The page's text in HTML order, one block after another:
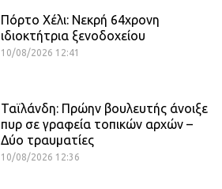
Πόρτο Χέλι: Νεκρή 64χρονη
ιδιοκτήτρια ξενοδοχείου
10/08/2026 12:41
Ταϊλάνδη: Πρώην βουλευτής άνοιξε
πυρ σε γραφεία τοπικών αρχών –
Δύο τραυματίες
10/08/2026 12:36